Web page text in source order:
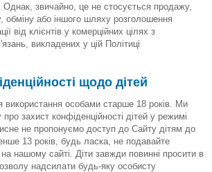
Однак, звичайно, це не стосується продажу,
обміну або іншого шляху розголошення
від клієнтів у комерційних цілях з
викладених у цій Політиці
щодо дітей
використання особами старше 18 років. Ми
захист конфіденційності дітей у режимі
не пропонуємо доступ до Сайту дітям до
13 років, будь ласка, не подавайте
нашому сайті. Діти завжди повинні просити в
надсилати будь-яку особисту